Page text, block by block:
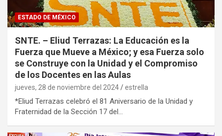
ESTADO DE MÉXICO
SNTE. – Eliud Terrazas: La Educación es la
Fuerza que Mueve a México; y esa Fuerza solo
se Construye con la Unidad y el Compromiso
de los Docentes en las Aulas
jueves, 28 de noviembre del 2024 estrella
*Eliud Terrazas celebró el 81 Aniversario de la Unidad y
Fraternidad de la Sección 17 del…